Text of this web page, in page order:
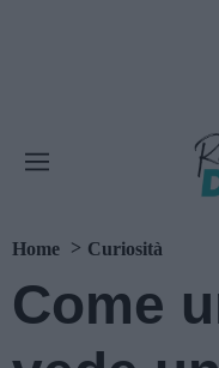
Home Curiosità
Come